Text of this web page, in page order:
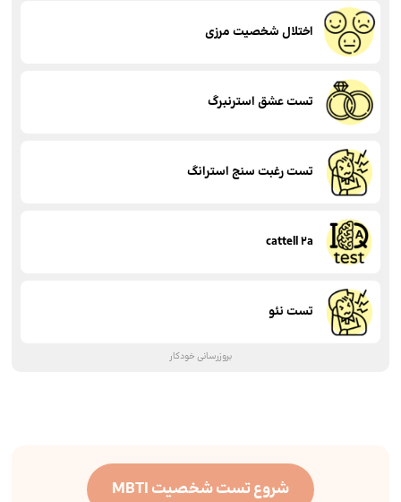
اختلال شخصیت مرزی
تست عشق استرنبرگ
تست رغبت سنج استرانگ
cattell 2a
تست نئو
بروزرسانی خودکار
شروع تست شخصیت MBTI